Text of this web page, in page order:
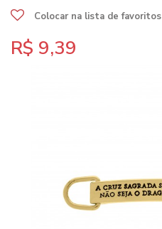
Colocar na lista de favoritos
R$ 9,39